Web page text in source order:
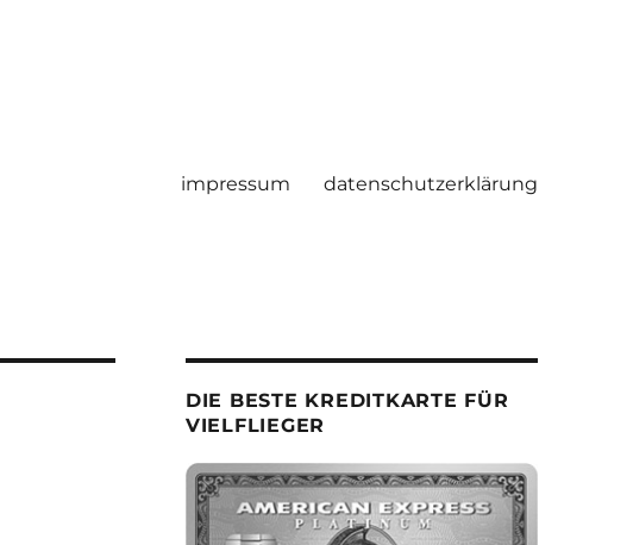
impressum datenschutzerklärung
DIE BESTE KREDITKARTE FÜR
VIELFLIEGER